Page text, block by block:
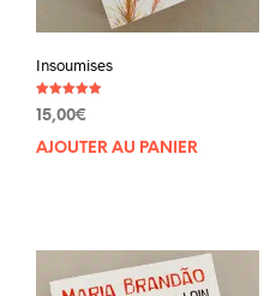
Insoumises
4.89
15,00€
AJOUTER AU PANIER